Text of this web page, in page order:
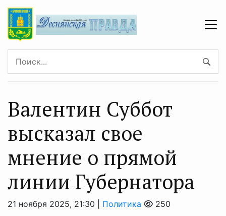
Валентин Суббот
высказал свое
мнение о прямой
линии Губернатора
21 ноября 2025, 21:30 | Политика 250